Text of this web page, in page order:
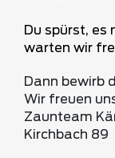
Du spürst, es
warten wir
Dann bewirb
Wir freuen
Zaunteam
Kirchbach 89